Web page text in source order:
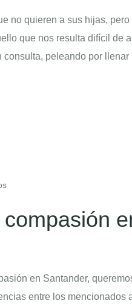
no quieren a sus hijas,
que nos resulta difícil de
consulta, peleando por
en Santander,
entre los mencionados